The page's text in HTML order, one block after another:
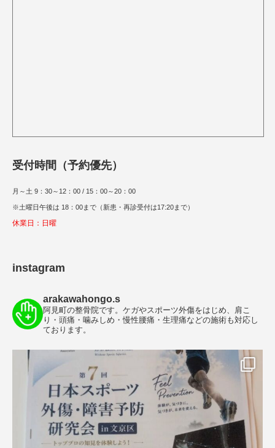
受付時間（予約優先）
月～土 9：30～12：00 / 15：00～20：00
※土曜日午後は 18：00まで（新患・再診受付は17:20まで）
休業日：日曜
instagram
arakawahongo.s
阿見町の整骨院です。ケガやスポーツ外傷をはじめ、肩こ
り・頭痛・噛みしめ・慢性腰痛・生理痛などの施術も対応し
ております。